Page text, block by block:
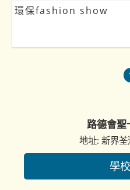
環保fashion show
路德會聖
地址: 新界
學